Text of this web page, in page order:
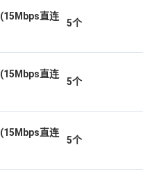
直连
5个
直连
5个
直连
5个